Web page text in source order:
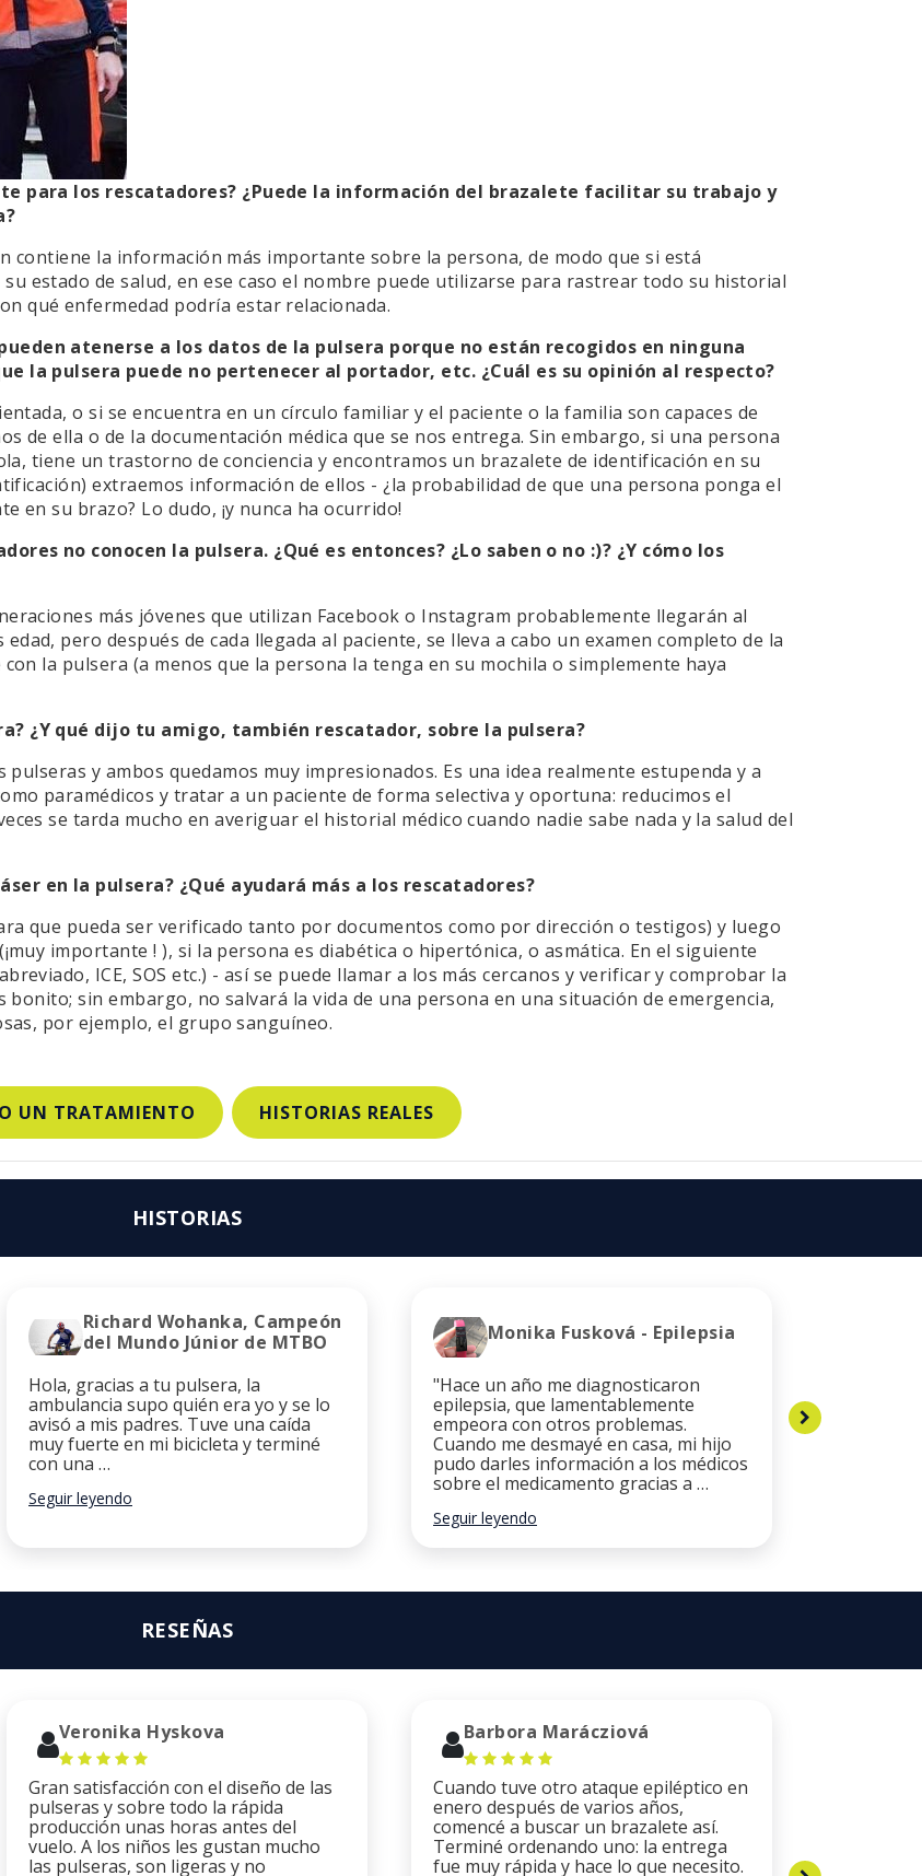
para los rescatadores? ¿Puede la información del brazalete facilitar su trabajo y
contiene la información más importante sobre la persona, de modo que si está
estado de salud, en ese caso el nombre puede utilizarse para rastrear todo su historial
qué enfermedad podría estar relacionada.
atenerse a los datos de la pulsera porque no están recogidos en ninguna
la pulsera puede no pertenecer al portador, etc. ¿Cuál es su opinión al respecto?
o si se encuentra en un círculo familiar y el paciente o la familia son capaces de
de ella o de la documentación médica que se nos entrega. Sin embargo, si una persona
tiene un trastorno de conciencia y encontramos un brazalete de identificación en su
extraemos información de ellos - ¿la probabilidad de que una persona ponga el
en su brazo? Lo dudo, ¡y nunca ha ocurrido!
no conocen la pulsera. ¿Qué es entonces? ¿Lo saben o no :)? ¿Y cómo los
más jóvenes que utilizan Facebook o Instagram probablemente llegarán al
pero después de cada llegada al paciente, se lleva a cabo un examen completo de la
la pulsera (a menos que la persona la tenga en su mochila o simplemente haya
¿Y qué dijo tu amigo, también rescatador, sobre la pulsera?
y ambos quedamos muy impresionados. Es una idea realmente estupenda y a
paramédicos y tratar a un paciente de forma selectiva y oportuna: reducimos el
se tarda mucho en averiguar el historial médico cuando nadie sabe nada y la salud del
en la pulsera? ¿Qué ayudará más a los rescatadores?
que pueda ser verificado tanto por documentos como por dirección o testigos) y luego
importante ! ), si la persona es diabética o hipertónica, o asmática. En el siguiente
ICE, SOS etc.) - así se puede llamar a los más cercanos y verificar y comprobar la
bonito; sin embargo, no salvará la vida de una persona en una situación de emergencia,
por ejemplo, el grupo sanguíneo.
UN TRATAMIENTO HISTORIAS REALES
HISTORIAS
Richard Wohanka, Campeón
del Mundo Júnior de MTBO
Hola, gracias a tu pulsera, la
ambulancia supo quién era yo y se lo
avisó a mis padres. Tuve una caída
muy fuerte en mi bicicleta y terminé
con una …
Seguir leyendo
Monika Fusková - Epilepsia
"Hace un año me diagnosticaron
epilepsia, que lamentablemente
empeora con otros problemas.
Cuando me desmayé en casa, mi hijo
pudo darles información a los médicos
sobre el medicamento gracias a …
Seguir leyendo
RESEÑAS
Veronika Hyskova
Gran satisfacción con el diseño de las
pulseras y sobre todo la rápida
producción unas horas antes del
vuelo. A los niños les gustan mucho
las pulseras, son ligeras y no
Barbora Marácziová
Cuando tuve otro ataque epiléptico en
enero después de varios años,
comencé a buscar un brazalete así.
Terminé ordenando uno: la entrega
fue muy rápida y hace lo que necesito.